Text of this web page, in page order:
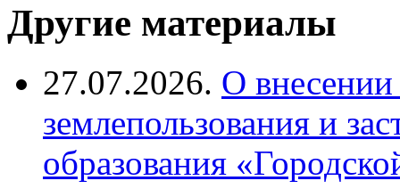
Другие материалы
27.07.2026. О
землепользования и
образования